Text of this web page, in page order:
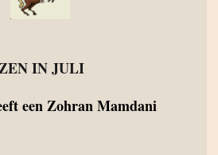
IN JULI
een Zohran Mamdani